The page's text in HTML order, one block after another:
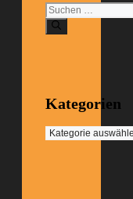
Suchen
nach:
Kategorien
Kategorien